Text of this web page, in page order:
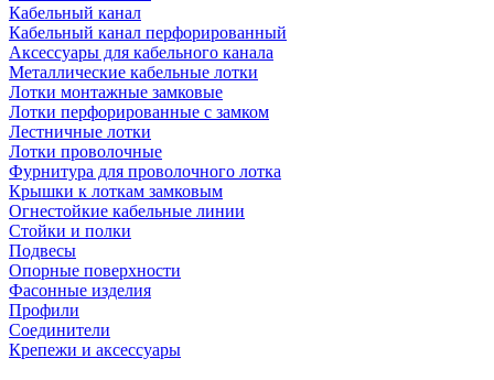
Кабельный канал
Кабельный канал перфорированный
Аксессуары для кабельного канала
Металлические кабельные лотки
Лотки монтажные замковые
Лотки перфорированные с замком
Лестничные лотки
Лотки проволочные
Фурнитура для проволочного лотка
Крышки к лоткам замковым
Огнестойкие кабельные линии
Стойки и полки
Подвесы
Опорные поверхности
Фасонные изделия
Профили
Соединители
Крепежи и аксессуары